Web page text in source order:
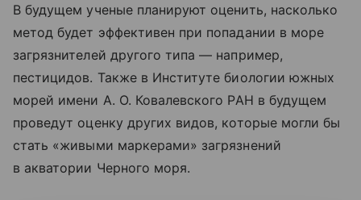
В будущем ученые планируют оценить, насколько
метод будет эффективен при попадании в море
загрязнителей другого типа — например,
пестицидов. Также в Институте биологии южных
морей имени А. О. Ковалевского РАН в будущем
проведут оценку других видов, которые могли бы
стать «живыми маркерами» загрязнений
в акватории Черного моря.